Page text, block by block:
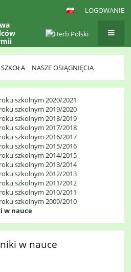
LOGOWANIE
NASZE OSIĄGNIĘCIA
szkolnym 2020/2021
szkolnym 2019/2020
szkolnym 2018/2019
szkolnym 2017/2018
szkolnym 2016/2017
szkolnym 2015/2016
szkolnym 2014/2015
szkolnym 2013/2014
szkolnym 2012/2013
szkolnym 2011/2012
szkolnym 2010/2011
szkolnym 2009/2010
w nauce
w nauce